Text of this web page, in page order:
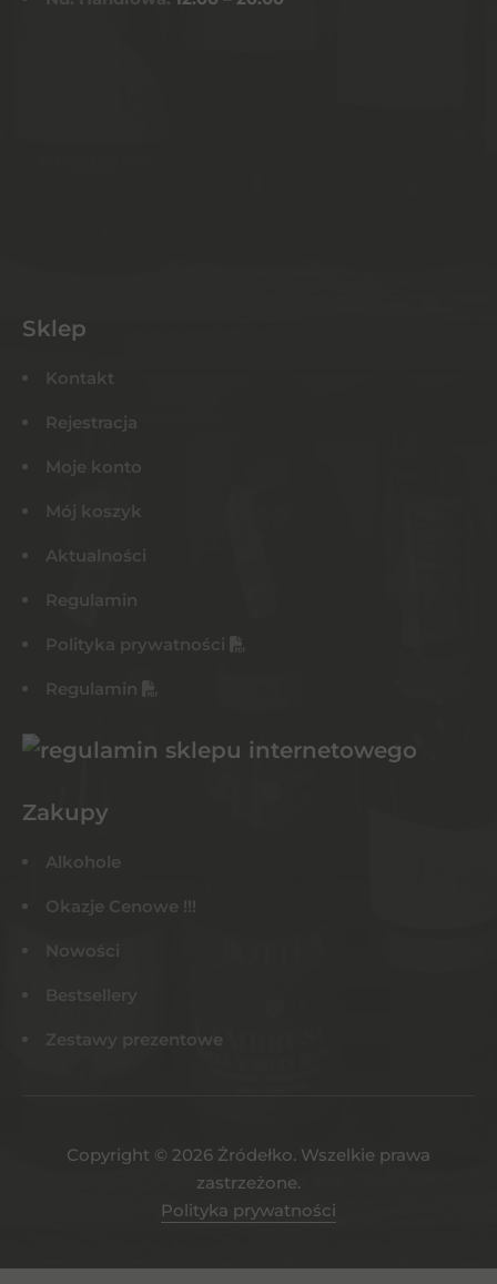
Sklep
Kontakt
Rejestracja
Moje konto
Mój koszyk
Aktualności
Regulamin
Polityka prywatności
Regulamin
Zakupy
Alkohole
Okazje Cenowe !!!
Nowości
Bestsellery
Zestawy prezentowe
Copyright © 2026 Żródełko. Wszelkie prawa
zastrzeżone.
Polityka prywatności